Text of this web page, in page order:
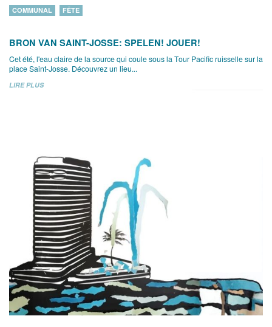
COMMUNAL FÊTE
BRON VAN SAINT-JOSSE: SPELEN! JOUER!
Cet été, l'eau claire de la source qui coule sous la Tour Pacific ruisselle sur la
place Saint-Josse. Découvrez un lieu...
LIRE PLUS